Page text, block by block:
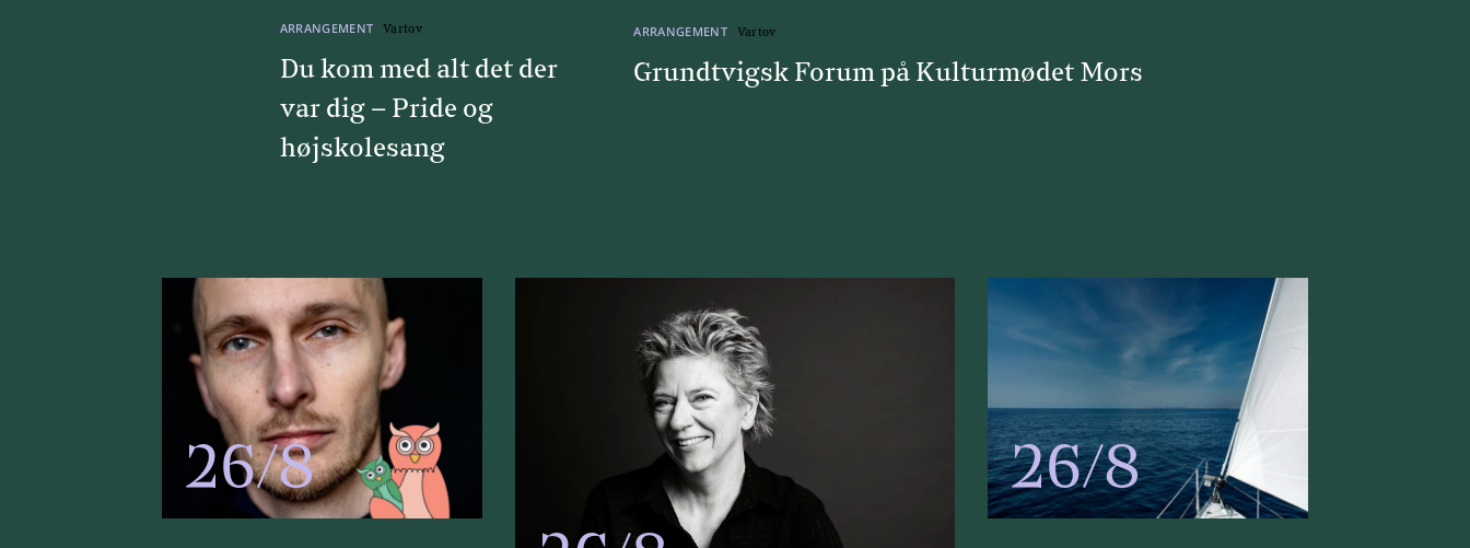
ARRANGEMENT Vartov
Du kom med alt det der
var dig – Pride og
højskolesang
ARRANGEMENT Vartov
Grundtvigsk Forum på Kulturmødet Mors
26/8 26/8